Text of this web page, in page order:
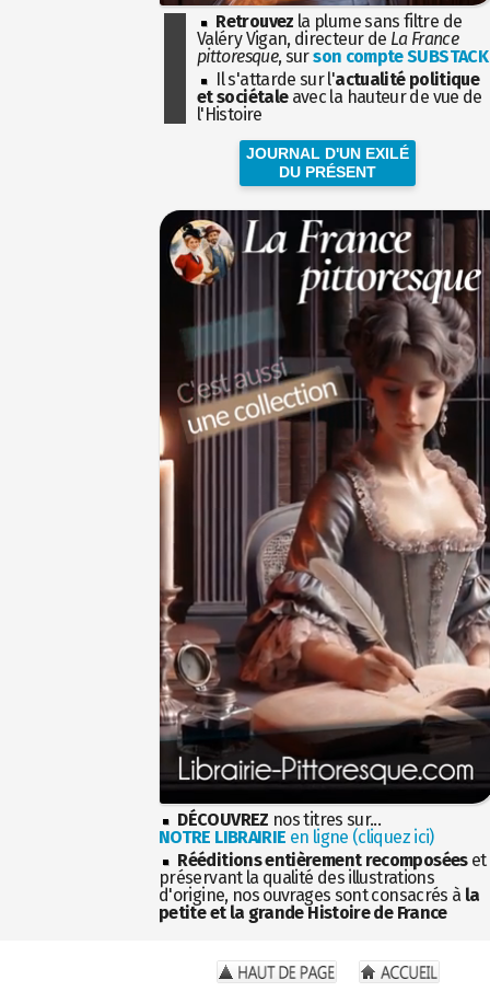
Retrouvez la plume sans filtre de
Valéry Vigan, directeur de La France
pittoresque, surson compte SUBSTACK
Il s'attarde sur l'actualité politique
et sociétaleavec la hauteur de vue de
l'Histoire
JOURNAL D'UN EXILÉ
DU PRÉSENT
DÉCOUVREZ nos titres sur...
NOTRE LIBRAIRIE en ligne (cliquez ici)
Rééditions entièrement recomposéeset
préservant la qualité des illustrations
d'origine, nos ouvrages sont consacrés à la
petite et la grande Histoire de France